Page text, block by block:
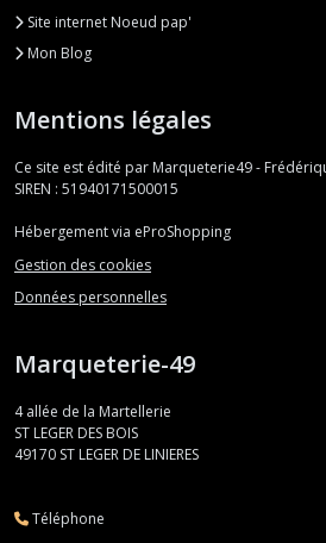
Site internet Noeud pap'
Mon Blog
Mentions légales
Ce site est édité par Marqueterie49 -
SIREN : 51940171500015
Hébergement via eProShopping
Gestion des cookies
Données personnelles
Marqueterie-49
4 allée de la Martellerie
ST LEGER DES BOIS
49170 ST LEGER DE LINIERES
Téléphone